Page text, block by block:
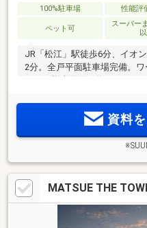
100%駐車場 性能評
ペット可
スーパー
JR「松江」駅徒歩6分、イオ
2分。全戸平面駐車場完備。
資料
MATSUE THE